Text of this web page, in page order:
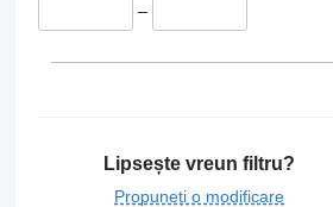
–
Lipsește vreun filtru?
Propuneți o modificare